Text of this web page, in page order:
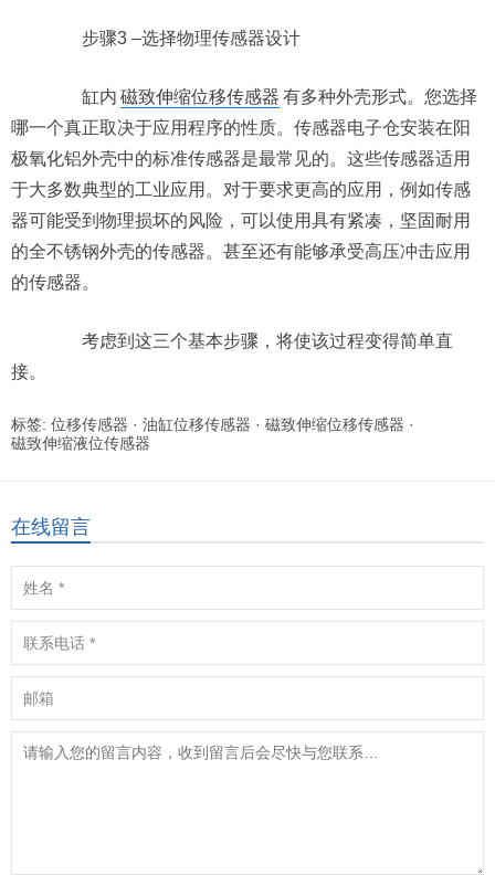
步骤3 –选择物理传感器设计
缸内 磁致伸缩位移传感器 有多种外壳形式。您选择
哪一个真正取决于应用程序的性质。传感器电子仓安装在阳
极氧化铝外壳中的标准传感器是最常见的。这些传感器适用
于大多数典型的工业应用。对于要求更高的应用，例如传感
器可能受到物理损坏的风险，可以使用具有紧凑，坚固耐用
的全不锈钢外壳的传感器。甚至还有能够承受高压冲击应用
的传感器。
考虑到这三个基本步骤，将使该过程变得简单直
接。
标签: 位移传感器 · 油缸位移传感器 · 磁致伸缩位移传感器 ·
磁致伸缩液位传感器
在线留言